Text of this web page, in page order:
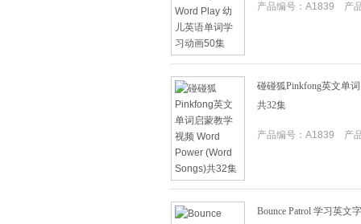
产品编号：A1839 产
碰碰狐Pinkfong英文单
共32集
产品编号：A1839 产
Bounce Patrol 学习英文